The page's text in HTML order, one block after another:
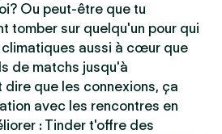
Ou peut-être que tu
tomber sur quelqu'un pour qui
aussi à cœur que
de matchs jusqu'à
dire que les connexions, ça
avec les rencontres en
: Tinder t'offre des